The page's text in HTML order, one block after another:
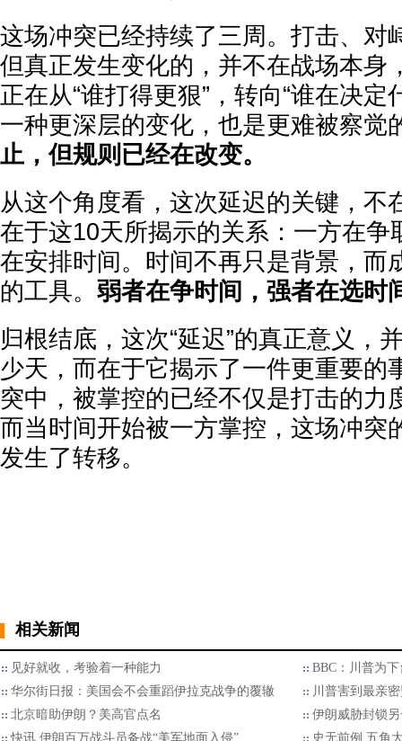
这场冲突已经持续了三周。打击、对
但真正发生变化的，并不在战场本
正在从“谁打得更狠”，转向“谁在决定
一种更深层的变化，也是更难被察觉
止，但规则已经在改变。
从这个角度看，这次延迟的关键，不
在于这10天所揭示的关系：一方在争
在安排时间。时间不再只是背景，而
的工具。 弱者在争时间，强者在选时
归根结底，这次“延迟”的真正意义，
少天，而在于它揭示了一件更重要的
突中，被掌控的已经不仅是打击的力
而当时间开始被一方掌控，这场冲突
发生了转移。
相关新闻
见好就收，考验着一种能力
BBC：川普为
华尔街日报：美国会不会重蹈伊拉克战争的覆辙
川普害到最亲
北京暗助伊朗？美高官点名
伊朗威胁封锁
快讯 伊朗百万战斗员备战“美军地面入侵”
史无前例 五角